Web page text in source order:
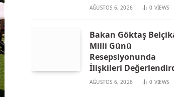
AĞUSTOS 6, 2026 0 VIEWS
Bakan Göktaş
Milli Günü
Resepsiyonunda
İlişkileri
AĞUSTOS 6, 2026 0 VIEWS